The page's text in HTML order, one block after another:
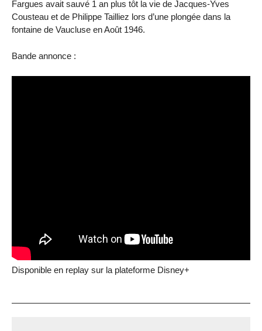
Fargues avait sauvé 1 an plus tôt la vie de Jacques-Yves
Cousteau et de Philippe Tailliez lors d’une plongée dans la
fontaine de Vaucluse en Août 1946.
Bande annonce :
Disponible en replay sur la plateforme Disney+